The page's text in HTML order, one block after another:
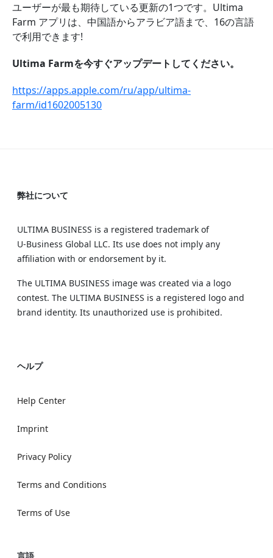
ユーザーが最も期待している更新の1つです。Ultima
Farm アプリは、中国語からアラビア語まで、16の言語
で利用できます!
Ultima Farmを今すぐアップデートしてください。
https://apps.apple.com/ru/app/ultima-
farm/id1602005130
弊社について
ULTIMA BUSINESS is a registered trademark of
U‑Business Global LLC. Its use does not imply any
affiliation with or endorsement by it.
The ULTIMA BUSINESS image was created via a logo
contest. The ULTIMA BUSINESS is a registered logo and
brand identity. Its unauthorized use is prohibited.
ヘルプ
Help Center
Imprint
Privacy Policy
Terms and Conditions
Terms of Use